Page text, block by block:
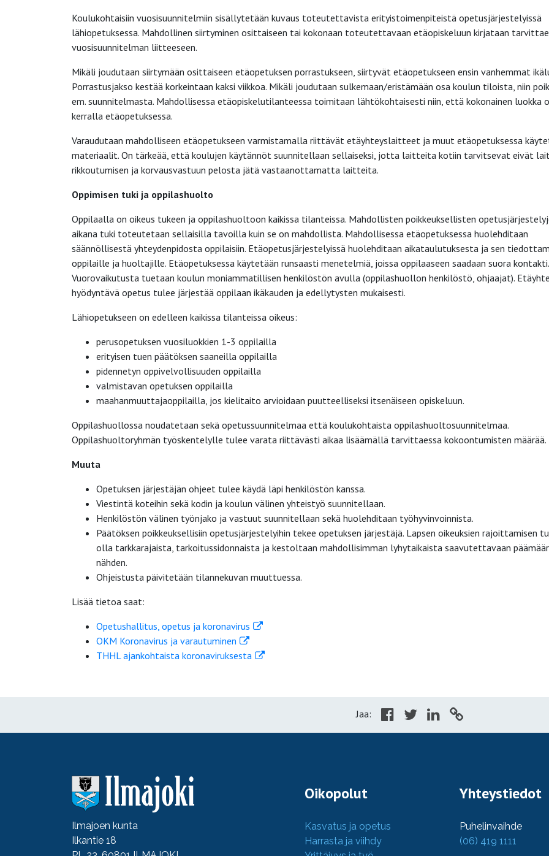
Koulukohtaisiin vuosisuunnitelmiin sisällytetään kuvaus toteutettavista erityistoimenpiteistä opetusjärjestelyissä
lähiopetuksessa. Mahdollinen siirtyminen osittaiseen tai kokonaan toteutettavaan etäopiskeluun kirjataan
vuosisuunnitelman liitteeseen.
Mikäli joudutaan siirtymään osittaiseen etäopetuksen porrastukseen, siirtyvät etäopetukseen ensin vanhemmat
Porrastusjakso kestää korkeintaan kaksi viikkoa. Mikäli joudutaan sulkemaan/eristämään osa koulun tiloista, niin
em. suunnitelmasta. Mahdollisessa etäopiskelutilanteessa toimitaan lähtökohtaisesti niin, että kokonainen luokka
kerralla etäopetuksessa.
Varaudutaan mahdolliseen etäopetukseen varmistamalla riittävät etäyhteyslaitteet ja muut etäopetuksessa
materiaalit. On tärkeää, että koulujen käytännöt suunnitellaan sellaiseksi, jotta laitteita kotiin tarvitsevat eivät
rikkoutumisen ja korvausvastuun pelosta jätä vastaanottamatta laitteita.
Oppimisen tuki ja oppilashuolto
Oppilaalla on oikeus tukeen ja oppilashuoltoon kaikissa tilanteissa. Mahdollisten poikkeuksellisten
aikana tuki toteutetaan sellaisilla tavoilla kuin se on mahdollista. Mahdollisessa etäopetuksessa huolehditaan
säännöllisestä yhteydenpidosta oppilaisiin. Etäopetusjärjestelyissä huolehditaan aikataulutuksesta ja sen
oppilaille ja huoltajille. Etäopetuksessa käytetään runsaasti menetelmiä, joissa oppilaaseen saadaan suora kontakti.
Vuorovaikutusta tuetaan koulun moniammatillisen henkilöstön avulla (oppilashuollon henkilöstö, ohjaajat).
hyödyntävä opetus tulee järjestää oppilaan ikäkauden ja edellytysten mukaisesti.
Lähiopetukseen on edelleen kaikissa tilanteissa oikeus:
perusopetuksen vuosiluokkien 1-3 oppilailla
erityisen tuen päätöksen saaneilla oppilailla
pidennetyn oppivelvollisuuden oppilailla
valmistavan opetuksen oppilailla
maahanmuuttajaoppilailla, jos kielitaito arvioidaan puutteelliseksi itsenäiseen opiskeluun.
Oppilashuollossa noudatetaan sekä opetussuunnitelmaa että koulukohtaista oppilashuoltosuunnitelmaa.
Oppilashuoltoryhmän työskentelylle tulee varata riittävästi aikaa lisäämällä tarvittaessa kokoontumisten määrää.
Muuta
Opetuksen järjestäjän ohjeet tulee käydä läpi henkilöstön kanssa.
Viestintä koteihin sekä kodin ja koulun välinen yhteistyö suunnitellaan.
Henkilöstön välinen työnjako ja vastuut suunnitellaan sekä huolehditaan työhyvinvoinnista.
Päätöksen poikkeuksellisiin opetusjärjestelyihin tekee opetuksen järjestäjä. Lapsen oikeuksien rajoittamisen
olla tarkkarajaista, tarkoitussidonnaista ja kestoltaan mahdollisimman lyhytaikaista saavutettavaan
nähden.
Ohjeistusta päivitetään tilannekuvan muuttuessa.
Lisää tietoa saat:
Opetushallitus, opetus ja koronavirus
OKM Koronavirus ja varautuminen
THHL ajankohtaista koronaviruksesta
Jaa:
Ilmajoen kunta
Ilkantie 18
Oikopolut
Kasvatus ja opetus
Harrasta ja viihdy
Yhteystiedot
Puhelinvaihde
(06) 419 1111